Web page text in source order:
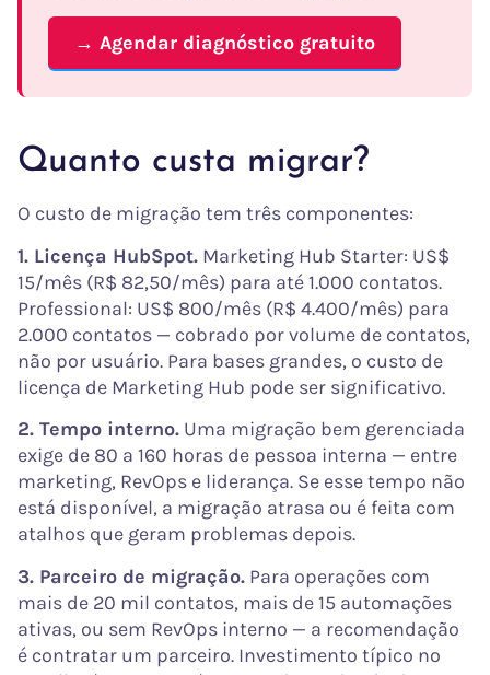
→ Agendar diagnóstico gratuito
Quanto custa migrar?
O custo de migração tem três componentes:
1. Licença HubSpot. Marketing Hub Starter: US$
15/mês (R$ 82,50/mês) para até 1.000 contatos.
Professional: US$ 800/mês (R$ 4.400/mês) para
2.000 contatos — cobrado por volume de contatos,
não por usuário. Para bases grandes, o custo de
licença de Marketing Hub pode ser significativo.
2. Tempo interno. Uma migração bem gerenciada
exige de 80 a 160 horas de pessoa interna — entre
marketing, RevOps e liderança. Se esse tempo não
está disponível, a migração atrasa ou é feita com
atalhos que geram problemas depois.
3. Parceiro de migração. Para operações com
mais de 20 mil contatos, mais de 15 automações
ativas, ou sem RevOps interno — a recomendação
é contratar um parceiro. Investimento típico no